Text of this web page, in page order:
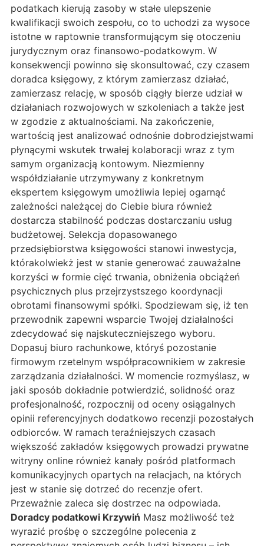
podatkach kierują zasoby w stałe ulepszenie
kwalifikacji swoich zespołu, co to uchodzi za wysoce
istotne w raptownie transformującym się otoczeniu
jurydycznym oraz finansowo-podatkowym. W
konsekwencji powinno się skonsultować, czy czasem
doradca księgowy, z którym zamierzasz działać,
zamierzasz relację, w sposób ciągły bierze udział w
działaniach rozwojowych w szkoleniach a także jest
w zgodzie z aktualnościami. Na zakończenie,
wartością jest analizować odnośnie dobrodziejstwami
płynącymi wskutek trwałej kolaboracji wraz z tym
samym organizacją kontowym. Niezmienny
współdziałanie utrzymywany z konkretnym
ekspertem księgowym umożliwia lepiej ogarnąć
zależności należącej do Ciebie biura również
dostarcza stabilność podczas dostarczaniu usług
budżetowej. Selekcja dopasowanego
przedsiębiorstwa księgowości stanowi inwestycja,
którakolwiekż jest w stanie generować zauważalne
korzyści w formie cięć trwania, obniżenia obciążeń
psychicznych plus przejrzystszego koordynacji
obrotami finansowymi spółki. Spodziewam się, iż ten
przewodnik zapewni wsparcie Twojej działalności
zdecydować się najskuteczniejszego wyboru.
Dopasuj biuro rachunkowe, któryś pozostanie
firmowym rzetelnym współpracownikiem w zakresie
zarządzania działalności. W momencie rozmyślasz, w
jaki sposób dokładnie potwierdzić, solidność oraz
profesjonalność, rozpocznij od oceny osiągalnych
opinii referencyjnych dodatkowo recenzji pozostałych
odbiorców. W ramach teraźniejszych czasach
większość zakładów księgowych prowadzi prywatne
witryny online również kanały pośród platformach
komunikacyjnych opartych na relacjach, na których
jest w stanie się dotrzeć do recenzje ofert.
Przeważnie zaleca się dostrzec na odpowiada.
Doradcy podatkowi Krzywiń Masz możliwość też
wyrazić prośbę o szczególne polecenia z